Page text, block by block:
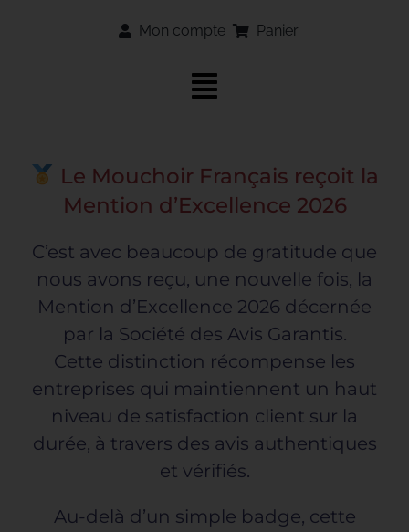
Toggle
ACCUEIL
NOS ENGAGEMENTS
PRO
BLOG
Mon compte Panier
Le Mouchoir Français reçoit la
Mention d’Excellence 2026
C’est avec beaucoup de gratitude que
nous avons reçu, une nouvelle fois, la
Mention d’Excellence 2026 décernée
par la Société des Avis Garantis.
Cette distinction récompense les
entreprises qui maintiennent un haut
niveau de satisfaction client sur la
durée, à travers des avis authentiques
et vérifiés.
Au-delà d’un simple badge, cette